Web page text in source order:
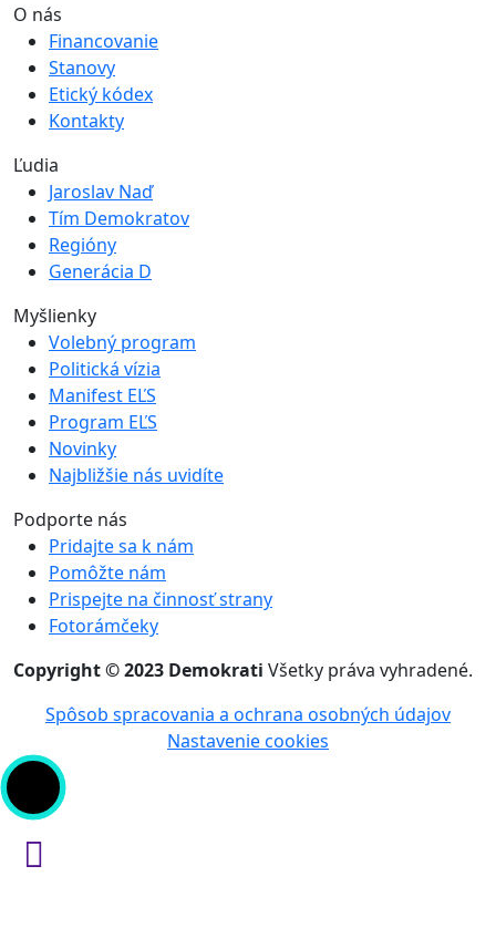
O nás
Financovanie
Stanovy
Etický kódex
Kontakty
Ľudia
Jaroslav Naď
Tím Demokratov
Regióny
Generácia D
Myšlienky
Volebný program
Politická vízia
Manifest EĽS
Program EĽS
Novinky
Najbližšie nás uvidíte
Podporte nás
Pridajte sa k nám
Pomôžte nám
Prispejte na činnosť strany
Fotorámčeky
Copyright © 2023 Demokrati Všetky práva vyhradené.
Spôsob spracovania a ochrana osobných údajov
Nastavenie cookies